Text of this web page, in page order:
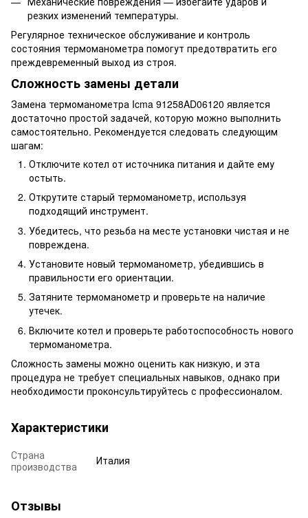
резких изменений температуры.
Регулярное техническое обслуживание и контроль
состояния термоманометра помогут предотвратить его
преждевременный выход из строя.
Сложность замены детали
Замена термоманометра Icma 91258AD06120 является
достаточно простой задачей, которую можно выполнить
самостоятельно. Рекомендуется следовать следующим
шагам:
Отключите котел от источника питания и дайте ему
остыть.
Открутите старый термоманометр, используя
подходящий инструмент.
Убедитесь, что резьба на месте установки чистая и не
повреждена.
Установите новый термоманометр, убедившись в
правильности его ориентации.
Затяните термоманометр и проверьте на наличие
утечек.
Включите котел и проверьте работоспособность нового
термоманометра.
Сложность замены можно оценить как низкую, и эта
процедура не требует специальных навыков, однако при
необходимости проконсультируйтесь с профессионалом.
Характеристики
Страна
производства
Италия
Отзывы